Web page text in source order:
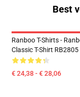
Best
Ranboo T-Shirts -
Classic T-Shirt RB2805
€ 24,38 - € 28,06